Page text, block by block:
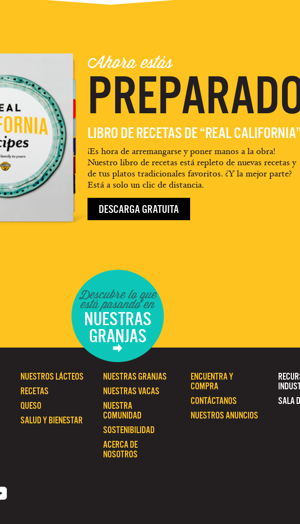
Ahora estás
LIBRO DE RECETAS DE “REAL
¡Es hora de arremangarse y poner manos a la obra!
Nuestro libro de recetas está repleto de nuevas recetas y
de tus platos tradicionales favoritos. ¿Y la mejor parte?
Está a solo un clic de distancia.
DESCARGA GRATUITA
Descubre lo que
está pasando en
NUESTRAS
GRANJAS
SALA
ENCUENTRA Y
COMPRA
CONTÁCTANOS
NUESTROS ANUNCIOS
NUESTRAS GRANJAS
NUESTRAS VACAS
NUESTRA
COMUNIDAD
SOSTENIBILIDAD
ACERCA DE
NOSOTROS
NUESTROS LÁCTEOS
RECETAS
QUESO
SALUD Y BIENESTAR